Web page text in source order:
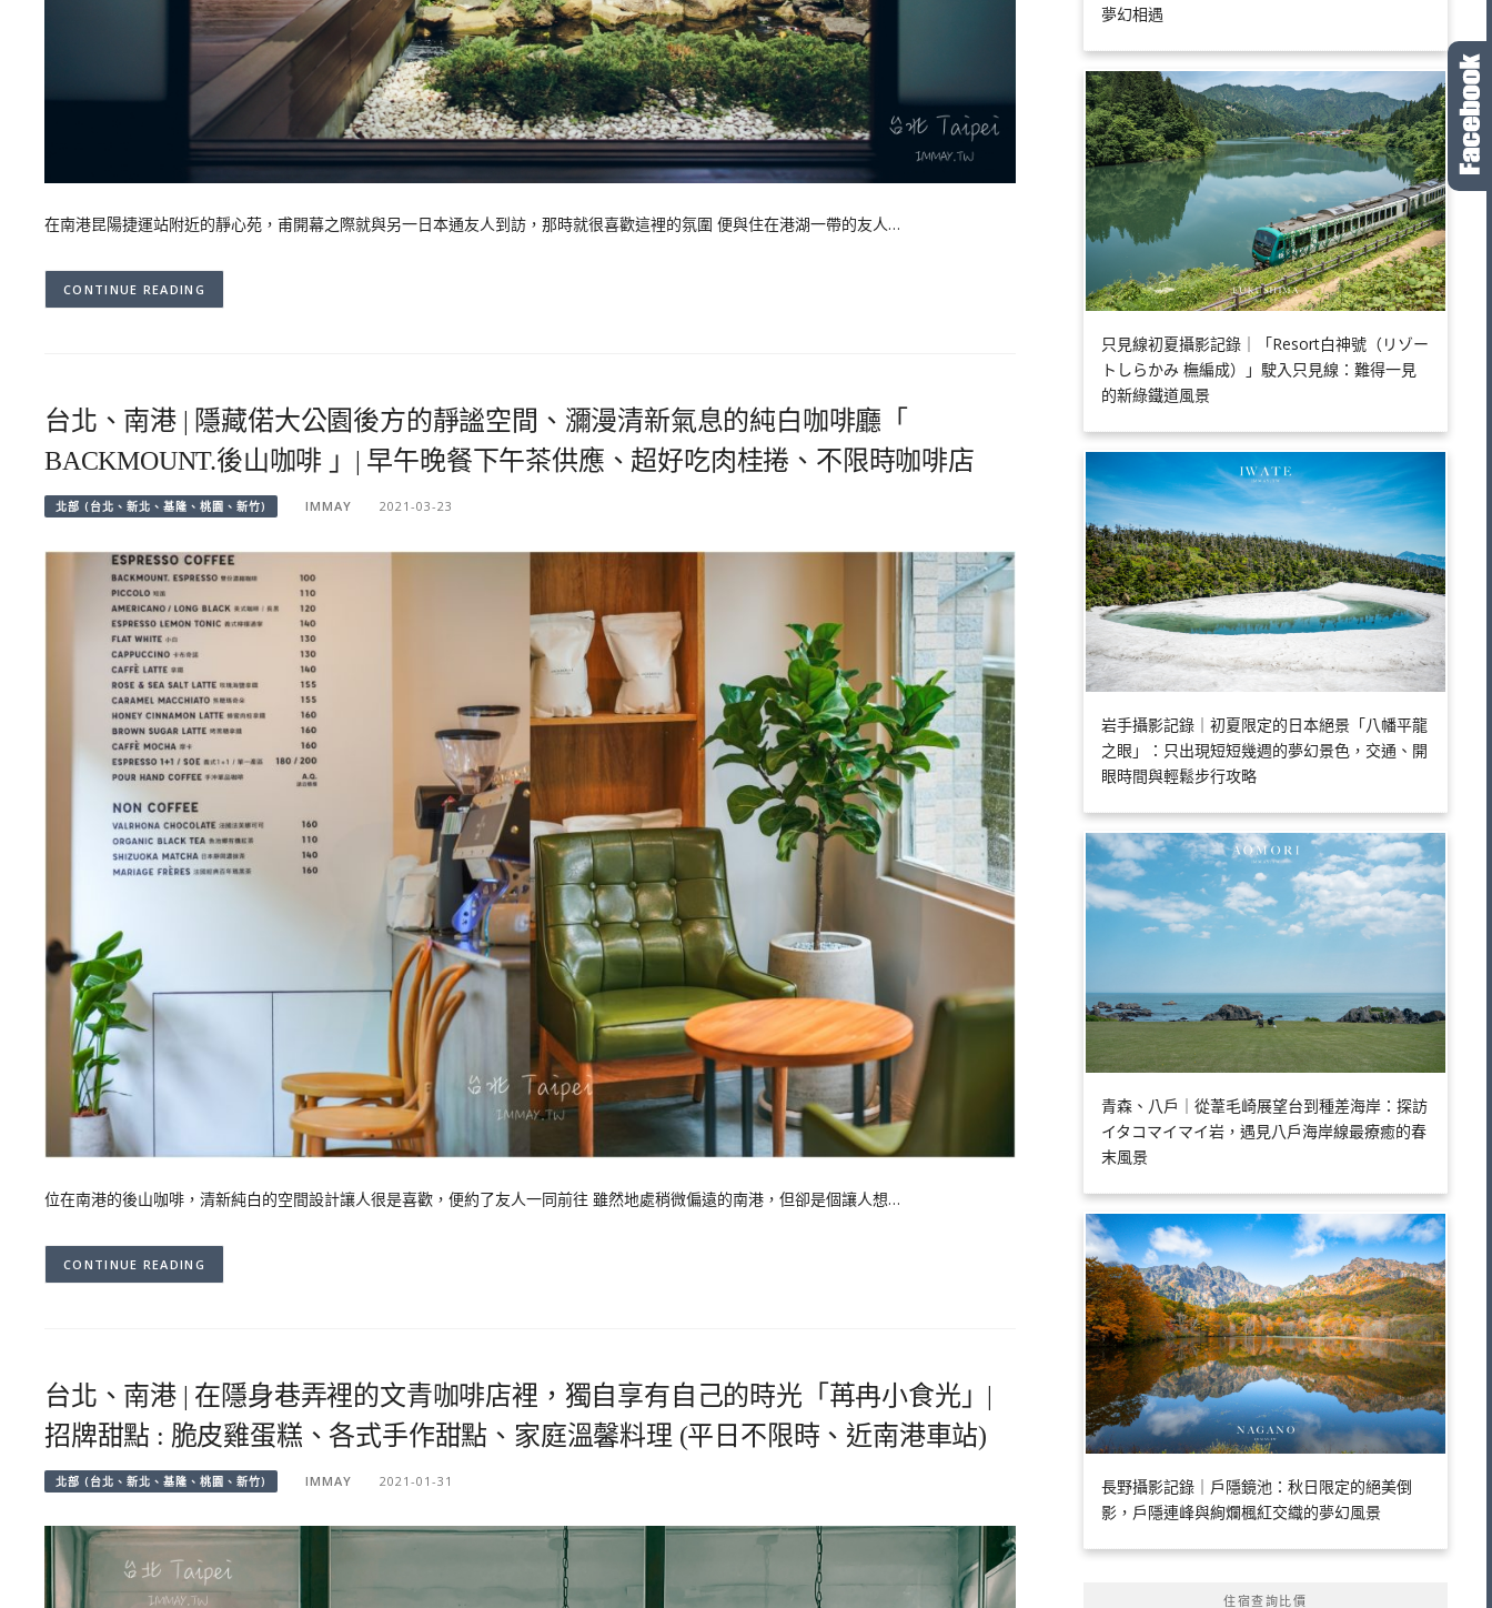
在南港昆陽捷運站附近的靜心苑，甫開幕之際就與另一日本通友人到訪，那時就很喜歡這裡的氛圍 便與住在港湖一帶的友人…
CONTINUE READING
台北、南港 | 隱藏偌大公園後方的靜謐空間、瀰漫清新氣息的純白咖啡廳「
BACKMOUNT.後山咖啡 」| 早午晚餐下午茶供應、超好吃肉桂捲、不限時咖啡店
北部 (台北、新北、基隆、桃園、新竹) IMMAY 2021-03-23
位在南港的後山咖啡，清新純白的空間設計讓人很是喜歡，便約了友人一同前往 雖然地處稍微偏遠的南港，但卻是個讓人想…
CONTINUE READING
台北、南港 | 在隱身巷弄裡的文青咖啡店裡，獨自享有自己的時光「苒冉小食光」|
招牌甜點 : 脆皮雞蛋糕、各式手作甜點、家庭溫馨料理 (平日不限時、近南港車站)
北部 (台北、新北、基隆、桃園、新竹) IMMAY 2021-01-31
夢幻相遇
只見線初夏攝影記錄｜「Resort白神號（リゾー
トしらかみ 橅編成）」駛入只見線：難得一見
的新綠鐵道風景
岩手攝影記錄｜初夏限定的日本絕景「八幡平龍
之眼」：只出現短短幾週的夢幻景色，交通、開
眼時間與輕鬆步行攻略
青森、八戶｜從葦毛崎展望台到種差海岸：探訪
イタコマイマイ岩，遇見八戶海岸線最療癒的春
末風景
長野攝影記錄｜戶隱鏡池：秋日限定的絕美倒
影，戶隱連峰與絢爛楓紅交織的夢幻風景
住宿查詢比價